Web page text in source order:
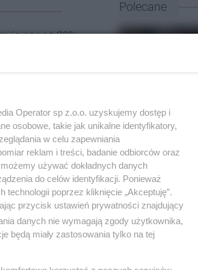
one aż 80%
Małą
obiekty
ale także na
(Stalowy
w wytwórni
tym czasie
przeszłości,
te wciąż
Polecane
Operator sp z.o.o. uzyskujemy dostęp i
osobowe, takie jak unikalne identyfikatory,
w celu zapewniania
reklam i treści, badanie odbiorców oraz
używać dokładnych danych
do celów identyfikacji. Ponieważ
poprzez kliknięcie „Akceptuję”.
przycisk ustawień prywatności znajdujący
danych nie wymagają zgody użytkownika,
będą miały zastosowania tylko na tej